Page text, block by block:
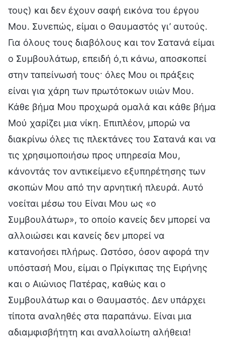
τους) και δεν έχουν σαφή εικόνα του έργου
Μου. Συνεπώς, είμαι ο Θαυμαστός γι’ αυτούς.
Για όλους τους διαβόλους και τον Σατανά είμαι
ο Συμβουλάτωρ, επειδή ό,τι κάνω, αποσκοπεί
στην ταπείνωσή τους· όλες Μου οι πράξεις
είναι για χάρη των πρωτότοκων υιών Μου.
Κάθε βήμα Μου προχωρά ομαλά και κάθε βήμα
Μού χαρίζει μια νίκη. Επιπλέον, μπορώ να
διακρίνω όλες τις πλεκτάνες του Σατανά και να
τις χρησιμοποιήσω προς υπηρεσία Μου,
κάνοντάς τον αντικείμενο εξυπηρέτησης των
σκοπών Μου από την αρνητική πλευρά. Αυτό
νοείται μέσω του Είναι Μου ως «ο
Συμβουλάτωρ», το οποίο κανείς δεν μπορεί να
αλλοιώσει και κανείς δεν μπορεί να
κατανοήσει πλήρως. Ωστόσο, όσον αφορά την
υπόστασή Μου, είμαι ο Πρίγκιπας της Ειρήνης
και ο Αιώνιος Πατέρας, καθώς και ο
Συμβουλάτωρ και ο Θαυμαστός. Δεν υπάρχει
τίποτα αναληθές στα παραπάνω. Είναι μια
αδιαμφισβήτητη και αναλλοίωτη αλήθεια!